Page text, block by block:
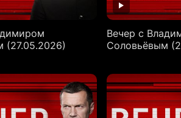
(27.05.2026)
Вечер с
Соловьёвым